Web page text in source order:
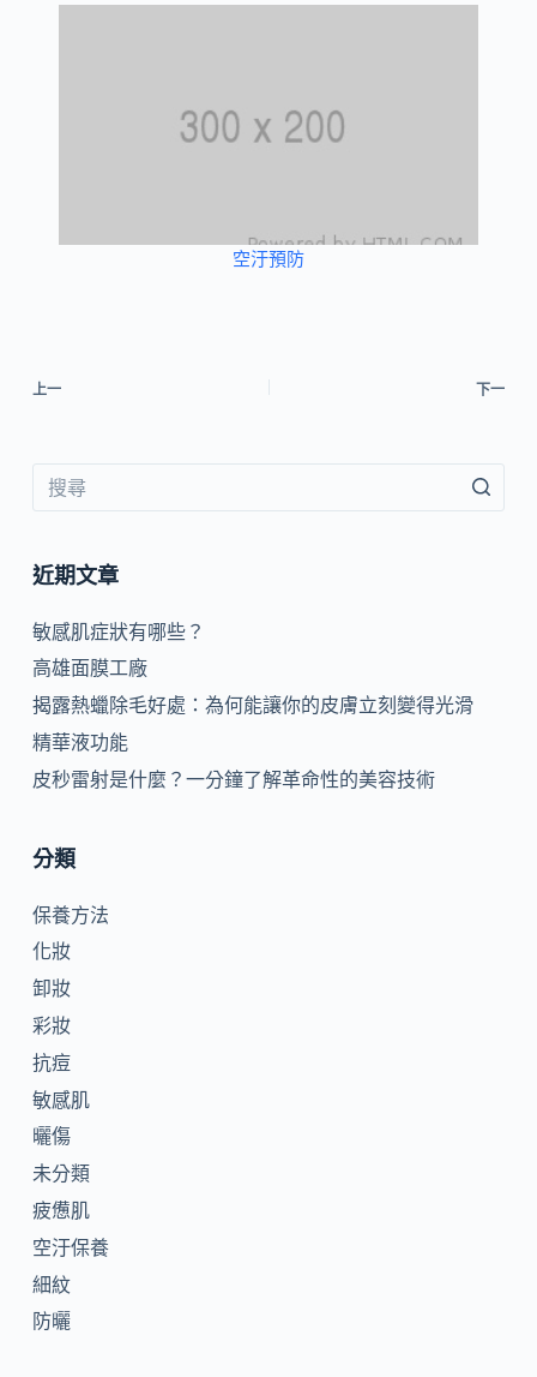
空汙預防
上一 下一
近期文章
敏感肌症狀有哪些？
高雄面膜工廠
揭露熱蠟除毛好處：為何能讓你的皮膚立刻變得光滑
精華液功能
皮秒雷射是什麼？一分鐘了解革命性的美容技術
分類
保養方法
化妝
卸妝
彩妝
抗痘
敏感肌
曬傷
未分類
疲憊肌
空汙保養
細紋
防曬